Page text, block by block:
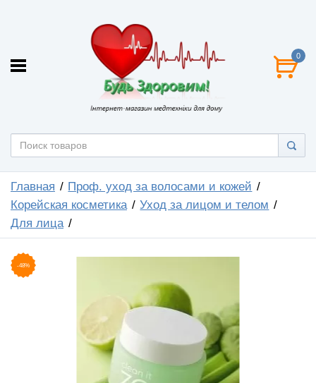
0
Главная
Проф. уход за волосами и кожей
Корейская косметика
Уход за лицом и телом
Для лица
-48%